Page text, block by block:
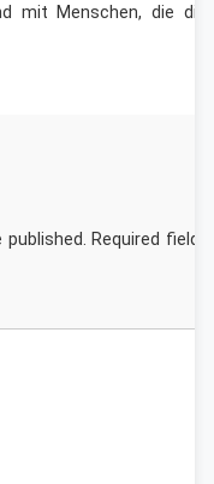
mit Menschen, die
Required fields